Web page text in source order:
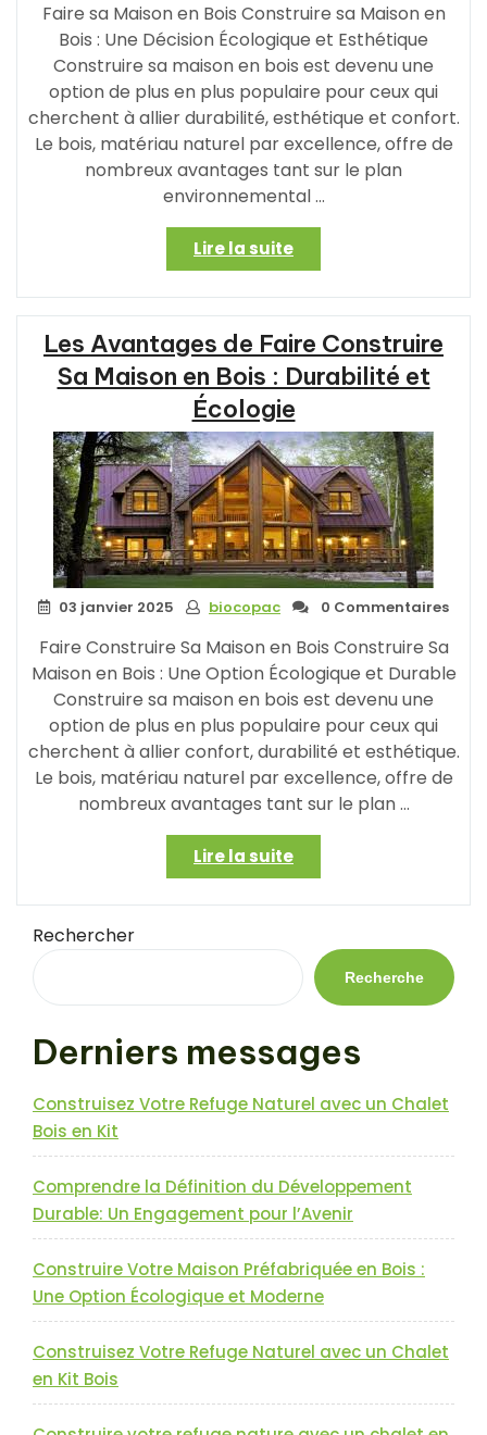
Faire sa Maison en Bois Construire sa Maison en
Bois : Une Décision Écologique et Esthétique
Construire sa maison en bois est devenu une
option de plus en plus populaire pour ceux qui
cherchent à allier durabilité, esthétique et confort.
Le bois, matériau naturel par excellence, offre de
nombreux avantages tant sur le plan
environnemental …
Lire la suite« Construire
sa
Maison
en
Bois
:
Une
Décision
Écologique
et
Esthétique »
Les Avantages de Faire Construire
Sa Maison en Bois : Durabilité et
Écologie
03 janvier 2025 biocopac 0 Commentaires
Faire Construire Sa Maison en Bois Construire Sa
Maison en Bois : Une Option Écologique et Durable
Construire sa maison en bois est devenu une
option de plus en plus populaire pour ceux qui
cherchent à allier confort, durabilité et esthétique.
Le bois, matériau naturel par excellence, offre de
nombreux avantages tant sur le plan …
Lire la suite« Les
Avantages
de
Construire
Sa
Maison
Bois
:
Durabilité
et
Rechercher
Recherche
Derniers messages
Construisez Votre Refuge Naturel avec un Chalet
Bois en Kit
Comprendre la Définition du Développement
Durable: Un Engagement pour l’Avenir
Construire Votre Maison Préfabriquée en Bois :
Une Option Écologique et Moderne
Construisez Votre Refuge Naturel avec un Chalet
en Kit Bois